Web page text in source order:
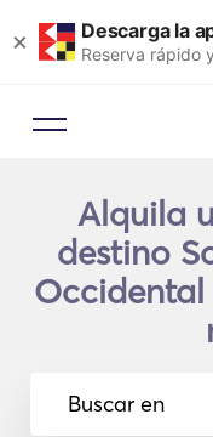
× Descarga la
Reserva rápido
Alquila
destino
Buscar en